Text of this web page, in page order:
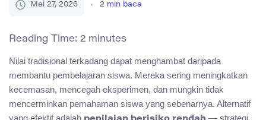
Mei 27, 2026 2 min baca
Reading Time: 2 minutes
Nilai tradisional terkadang dapat menghambat daripada
membantu pembelajaran siswa. Mereka sering meningkatkan
kecemasan, mencegah eksperimen, dan mungkin tidak
mencerminkan pemahaman siswa yang sebenarnya. Alternatif